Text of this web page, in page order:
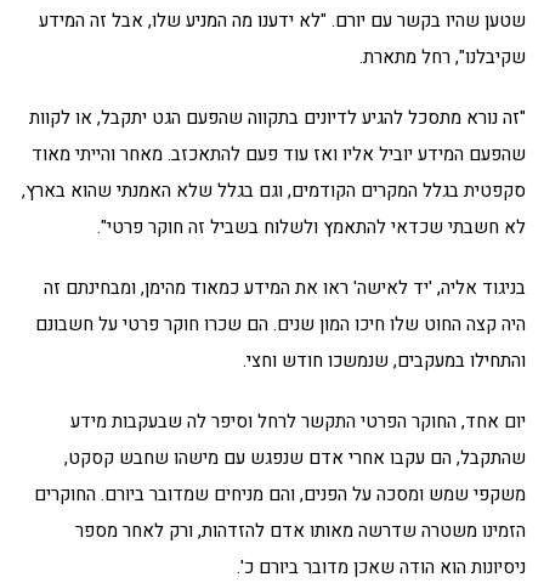
שטען שהיו בקשר עם יורם. "לא ידענו מה המניע שלו, אבל זה המידע
שקיבלנו", רחל מתארת.
"זה נורא מתסכל להגיע לדיונים בתקווה שהפעם הגט יתקבל, או לקוות
שהפעם המידע יוביל אליו ואז עוד פעם להתאכזב. מאחר והייתי מאוד
סקפטית בגלל המקרים הקודמים, וגם בגלל שלא האמנתי שהוא בארץ,
לא חשבתי שכדאי להתאמץ ולשלוח בשביל זה חוקר פרטי".
בניגוד אליה, 'יד לאישה' ראו את המידע כמאוד מהימן, ומבחינתם זה
היה קצה החוט שלו חיכו המון שנים. הם שכרו חוקר פרטי על חשבונם
והתחילו במעקבים, שנמשכו חודש וחצי.
יום אחד, החוקר הפרטי התקשר לרחל וסיפר לה שבעקבות מידע
שהתקבל, הם עקבו אחרי אדם שנפגש עם מישהו שחבש קסקט,
משקפי שמש ומסכה על הפנים, והם מניחים שמדובר ביורם. החוקרים
הזמינו משטרה שדרשה מאותו אדם להזדהות, ורק לאחר מספר
ניסיונות הוא הודה שאכן מדובר ביורם כ'.